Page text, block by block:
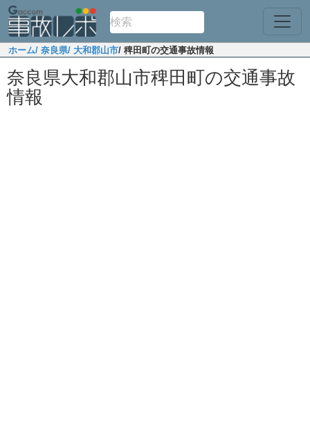
ホーム/ 奈良県/ 大和郡山市/ 稗田町の交通事故情報
奈良県大和郡山市稗田町の交通事故
情報